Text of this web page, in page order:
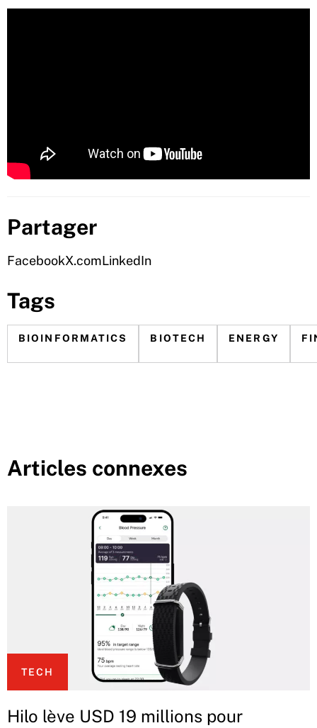
Partager
FacebookX.comLinkedIn
Tags
BIOINFORMATICS BIOTECH ENERGY
Articles connexes
TECH
Hilo lève USD 19 millions pour